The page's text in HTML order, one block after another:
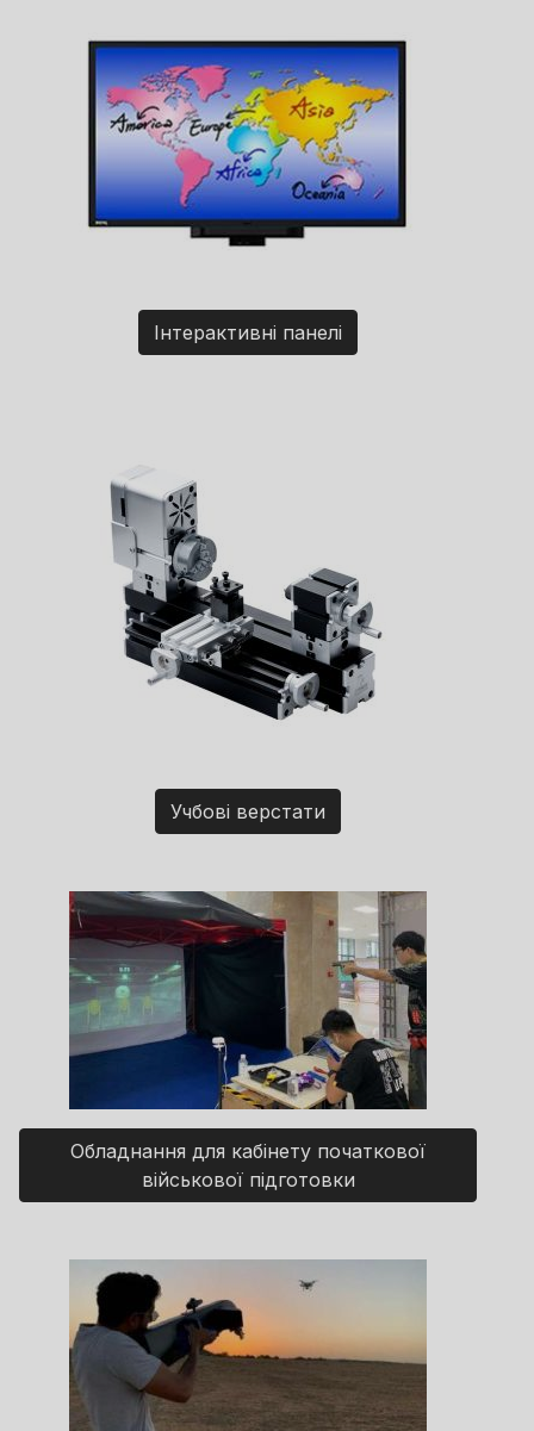
Інтерактивні панелі
Учбові верстати
Обладнання для кабінету початкової
військової підготовки